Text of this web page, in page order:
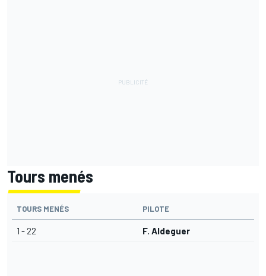
Tours menés
TOURS MENÉS PILOTE
1 - 22 F. Aldeguer